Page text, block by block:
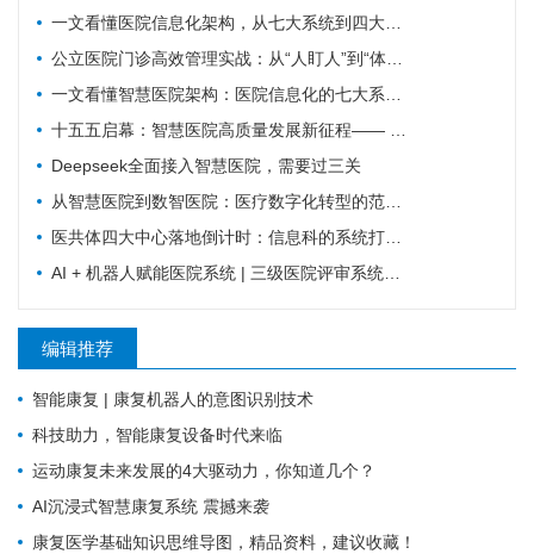
一文看懂医院信息化架构，从七大系统到四大中台
公立医院门诊高效管理实战：从“人盯人”到“体系化”的破局之道
一文看懂智慧医院架构：医院信息化的七大系统 + 五大主索引 + 四大数据中心 + 四大中台+四大数据概念
十五五启幕：智慧医院高质量发展新征程—— 新一代 HIS/EMR + AI + 大数据，如何成为公立医院的新引擎？
Deepseek全面接入智慧医院，需要过三关
从智慧医院到数智医院：医疗数字化转型的范式跃迁
医共体四大中心落地倒计时：信息科的系统打通清单来了
AI + 机器人赋能医院系统 | 三级医院评审系统重塑：从突击迎检到长效提质
编辑推荐
智能康复 | 康复机器人的意图识别技术
科技助力，智能康复设备时代来临
运动康复未来发展的4大驱动力，你知道几个？
AI沉浸式智慧康复系统 震撼来袭
康复医学基础知识思维导图，精品资料，建议收藏！